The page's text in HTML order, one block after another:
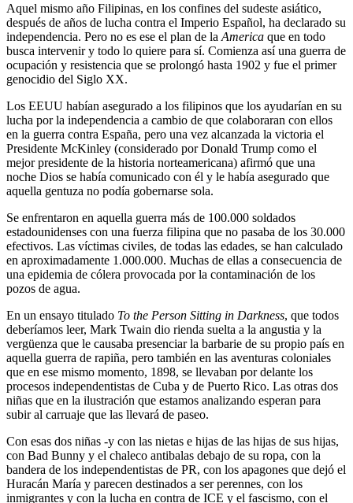
Aquel mismo año Filipinas, en los confines del sudeste asiático,
después de años de lucha contra el Imperio Español, ha declarado su
independencia. Pero no es ese el plan de la America que en todo
busca intervenir y todo lo quiere para sí. Comienza así una guerra de
ocupación y resistencia que se prolongó hasta 1902 y fue el primer
genocidio del Siglo XX.
Los EEUU habían asegurado a los filipinos que los ayudarían en su
lucha por la independencia a cambio de que colaboraran con ellos
en la guerra contra España, pero una vez alcanzada la victoria el
Presidente McKinley (considerado por Donald Trump como el
mejor presidente de la historia norteamericana) afirmó que una
noche Dios se había comunicado con él y le había asegurado que
aquella gentuza no podía gobernarse sola.
Se enfrentaron en aquella guerra más de 100.000 soldados
estadounidenses con una fuerza filipina que no pasaba de los 30.000
efectivos. Las víctimas civiles, de todas las edades, se han calculado
en aproximadamente 1.000.000. Muchas de ellas a consecuencia de
una epidemia de cólera provocada por la contaminación de los
pozos de agua.
En un ensayo titulado To the Person Sitting in Darkness, que todos
deberíamos leer, Mark Twain dio rienda suelta a la angustia y la
vergüenza que le causaba presenciar la barbarie de su propio país en
aquella guerra de rapiña, pero también en las aventuras coloniales
que en ese mismo momento, 1898, se llevaban por delante los
procesos independentistas de Cuba y de Puerto Rico. Las otras dos
niñas que en la ilustración que estamos analizando esperan para
subir al carruaje que las llevará de paseo.
Con esas dos niñas -y con las nietas e hijas de las hijas de sus hijas,
con Bad Bunny y el chaleco antibalas debajo de su ropa, con la
bandera de los independentistas de PR, con los apagones que dejó el
Huracán María y parecen destinados a ser perennes, con los
inmigrantes y con la lucha en contra de ICE y el fascismo, con el